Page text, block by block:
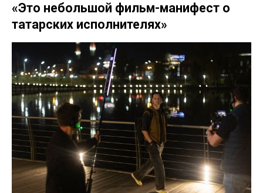
«Это небольшой фильм-манифест о
татарских исполнителях»